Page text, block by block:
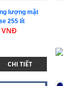
lượng mặt
255 lít
VNĐ
CHI TIẾT